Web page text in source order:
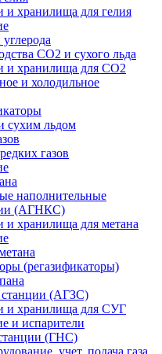
и хранилища для гелия
СО2 и сухого льда
и хранилища для CO2
и холодильное
сухим льдом
газов
наполнительные
(АГНКС)
и хранилища для метана
(регазификаторы)
станции (АГЗС)
и хранилища для СУГ
и испарители
(ГНС)
учет, подача газа